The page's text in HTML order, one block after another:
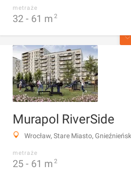
metraże
32 - 61 m 2
Murapol RiverSide
Wrocław, Stare Miasto,
metraże
25 - 61 m 2